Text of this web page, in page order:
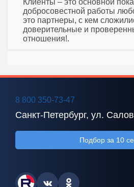
добросовестной работы
это партнеры, с кем
доверительные и
отношения!.
8 800 350-73-47
Санкт-Петербург, ул.
Подбор за 10